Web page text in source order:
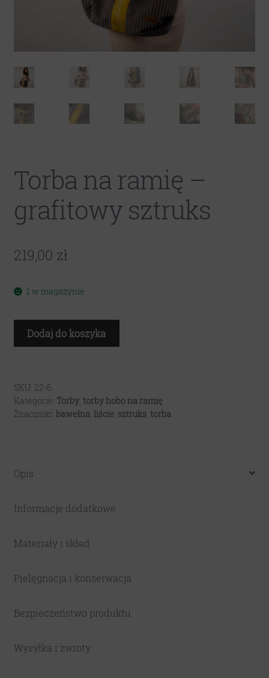
Torba na ramię –
grafitowy sztruks
219,00 zł
1 w magazynie
ilość
-
grafitowy
sztruks
Dodaj do koszyka
SKU: 22-6
Kategorie: Torby, torby hobo na ramię
Znaczniki: bawełna liście sztruks, torba
Opis
Informacje dodatkowe
Materiały i skład
Pielęgnacja i konserwacja
Bezpieczeństwo produktu
Wysyłka i zwroty